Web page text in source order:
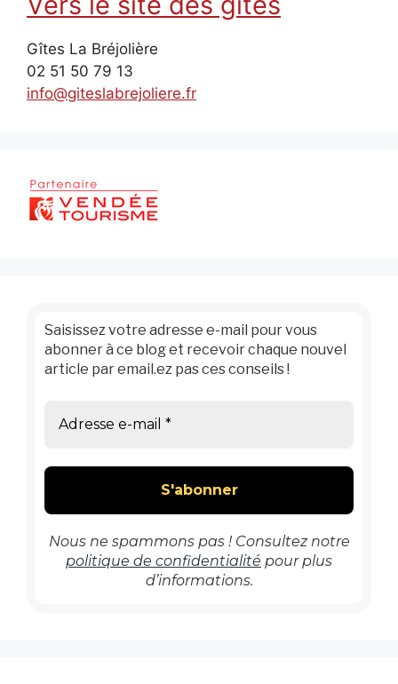
Gîtes La Bréjolière
02 51 50 79 13
info@giteslabrejoliere.fr
Saisissez votre adresse e-mail pour vous
abonner à ce blog et recevoir chaque nouvel
article par email.ez pas ces conseils !
Nous ne spammons pas ! Consultez notre
politique de confidentialité pour plus
d’informations.